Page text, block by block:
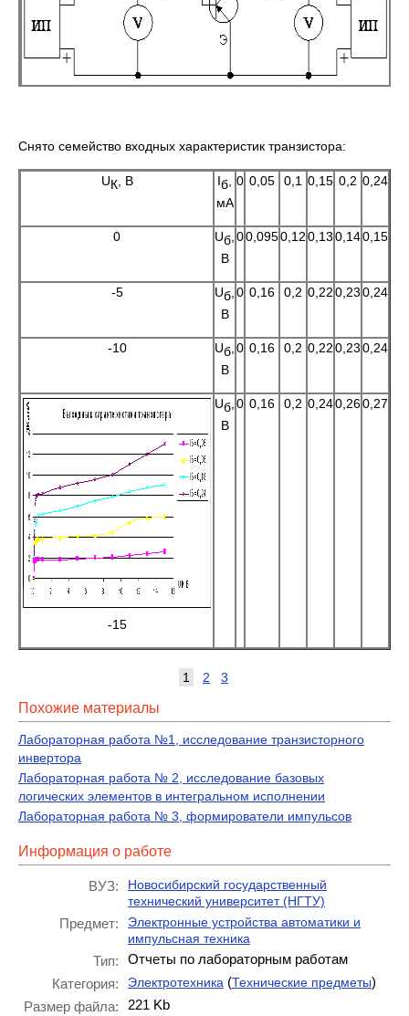
Снято семейство входных характеристик транзистора:
UК, В Iб,
мА
0 0,05 0,1 0,15 0,2 0,24
0 Uб,
В
00,0950,120,130,140,15
-5 Uб,
В
0 0,16 0,2 0,220,230,24
-10 Uб,
В
0 0,16 0,2 0,220,230,24
-15
Uб,
В
0 0,16 0,2 0,240,260,27
1 2 3
Похожие материалы
Лабораторная работа №1, исследование транзисторного
инвертора
Лабораторная работа № 2, исследование базовых
логических элементов в интегральном исполнении
Лабораторная работа № 3, формирователи импульсов
Информация о работе
ВУЗ:
Новосибирский государственный
технический университет (НГТУ)
Предмет:
Электронные устройства автоматики и
импульсная техника
Тип:
Отчеты по лабораторным работам
Категория:
Электротехника (Технические предметы)
Размер файла:
221 Kb